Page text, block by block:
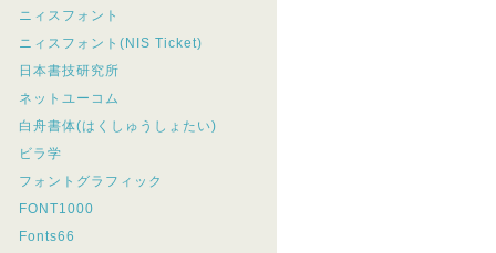
ニィスフォント
ニィスフォント(NIS Ticket)
日本書技研究所
ネットユーコム
白舟書体(はくしゅうしょたい)
ビラ学
フォントグラフィック
FONT1000
Fonts66